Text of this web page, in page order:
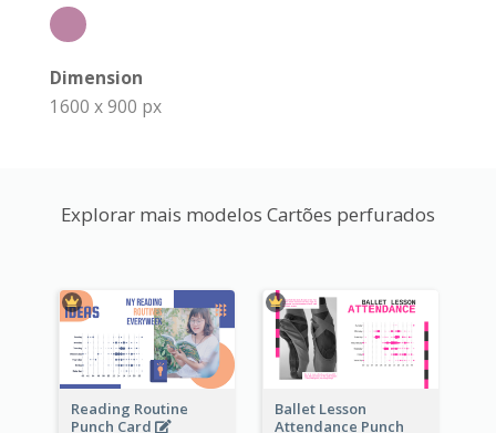
Dimension
1600 x 900 px
Explorar mais modelos Cartões perfurados
Reading Routine
Punch Card
Ballet Lesson
Attendance Punch